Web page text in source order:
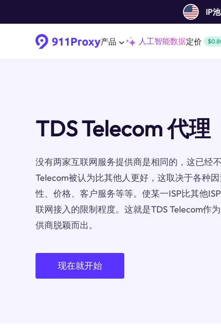
IP
产品 人工智能数据定价
TDS Telecom 代理
没有两家互联网服务提供商是相同的，这已经
Telecom被认为比其他人更好，这取决于各种
性、价格、客户服务等等。使某一ISP比其他
联网接入的限制程度。这就是TDS Telecom作
供商脱颖而出。
现在就开始